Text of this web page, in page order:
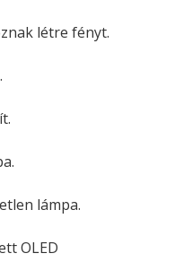
létre fényt.
lámpa.
OLED